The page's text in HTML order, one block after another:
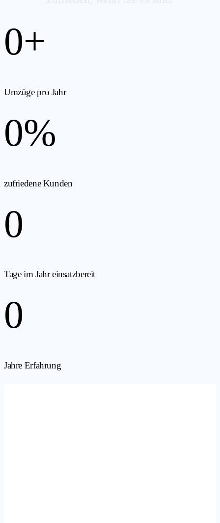
0+
Umzüge pro Jahr
0%
zufriedene Kunden
0
Tage im Jahr einsatzbereit
0
Jahre Erfahrung